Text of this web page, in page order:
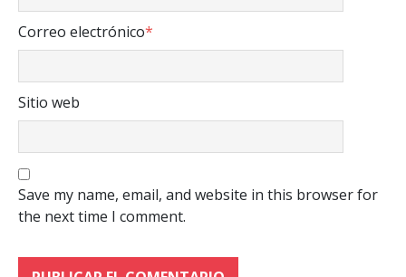
Correo electrónico*
Sitio web
Save my name, email, and website in this browser for
the next time I comment.